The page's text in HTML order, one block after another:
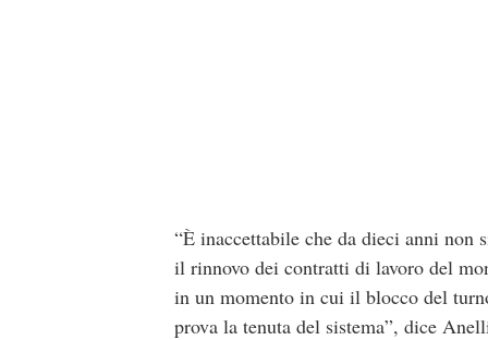
“È inaccettabile che da dieci anni
il rinnovo dei contratti di lavoro del
in un momento in cui il blocco del
prova la tenuta del sistema”, dice